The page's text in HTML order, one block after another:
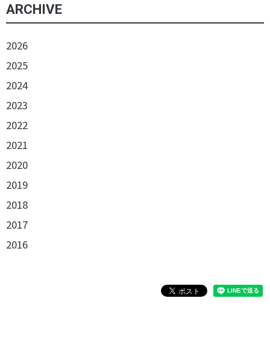
ARCHIVE
2026
2025
2024
2023
2022
2021
2020
2019
2018
2017
2016